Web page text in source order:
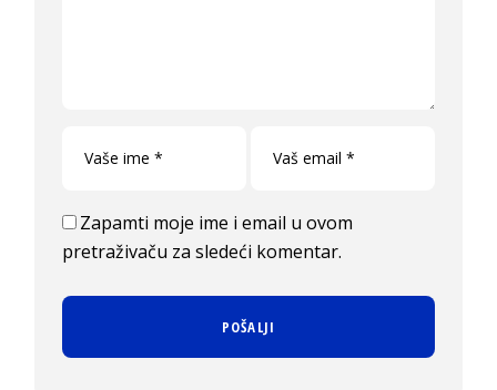
Zapamti moje ime i email u ovom
pretraživaču za sledeći komentar.